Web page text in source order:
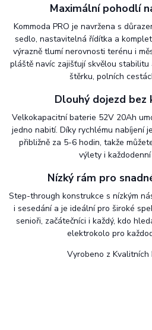
Maximální pohodlí
Kommoda PRO je navržena s
sedlo, nastavitelná řídítka a
výrazně tlumí nerovnosti terénu i
pláště navíc zajišťují skvělou
štěrku, polních
Dlouhý dojezd bez
Velkokapacitní baterie 52V 20Ah
jedno nabití. Díky rychlému nabíjení
přibližně za 5-6 hodin, takže
výlety i každodenní
Nízký rám pro
Step-through konstrukce s nízkým
i sesedání a je ideální pro široké
senioři, začátečníci i každý, kdo
elektrokolo pro
Vyrobeno z Kvalitních